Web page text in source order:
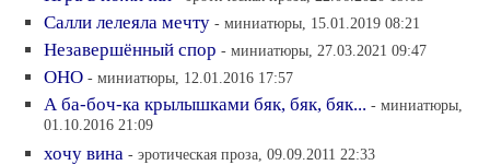
Салли лелеяла мечту - миниатюры, 15.01.2019 08:21
Незавершённый спор - миниатюры, 27.03.2021 09:47
ОНО - миниатюры, 12.01.2016 17:57
А ба-боч-ка крылышками бяк, бяк, бяк... - миниатюры,
01.10.2016 21:09
хочу вина - эротическая проза, 09.09.2011 22:33